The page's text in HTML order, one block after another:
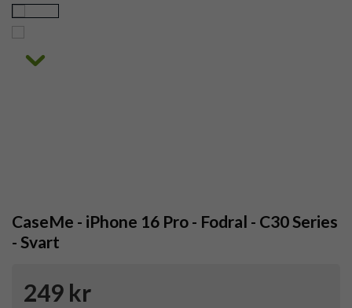
CaseMe - iPhone 16 Pro - Fodral - C30 Series
- Svart
249 kr